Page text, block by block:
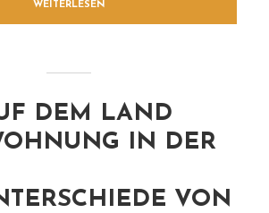
WEITERLESEN
DEM LAND
IN DER
VON